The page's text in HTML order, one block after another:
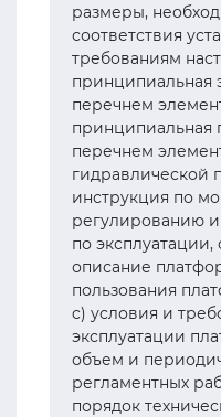
размеры,
соответствия
требованиям
принципиальная
перечнем
принципиальная
перечнем
гидравлической
инструкция по
регулированию и
по
описание
пользования
c) условия и
эксплуатации
объем и
регламентных
порядок